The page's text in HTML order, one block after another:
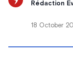
Rédaction
18 October